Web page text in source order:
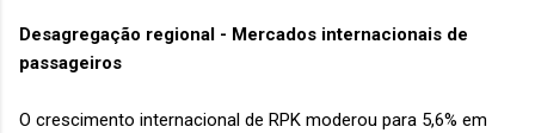
Desagregação regional - Mercados internacionais de
passageiros
O crescimento internacional de RPK moderou para 5,6% em